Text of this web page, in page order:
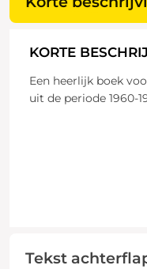
KORTE
Een heerlijk boek
uit de periode 1960-
Tekst